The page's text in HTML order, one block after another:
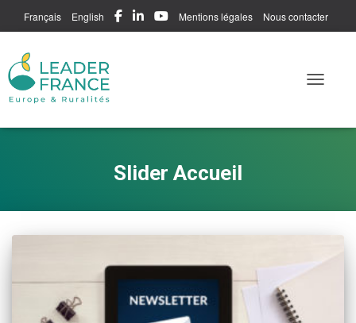
Français English Mentions légales Nous contacter
Slider Accueil